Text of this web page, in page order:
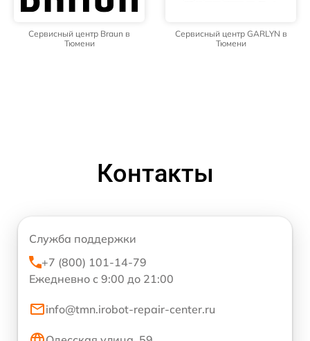
Сервисный центр Braun в
Тюмени
Сервисный центр GARLYN в
Тюмени
Контакты
Служба поддержки
+7 (800) 101-14-79
Ежедневно с 9:00 до 21:00
info@tmn.irobot-repair-center.ru